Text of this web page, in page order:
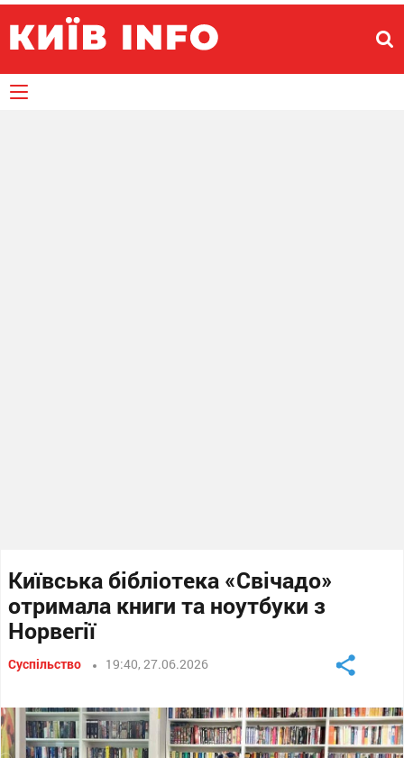
Київська бібліотека «Свічадо»
отримала книги та ноутбуки з
Норвегії
Суспільство 19:40, 27.06.2026